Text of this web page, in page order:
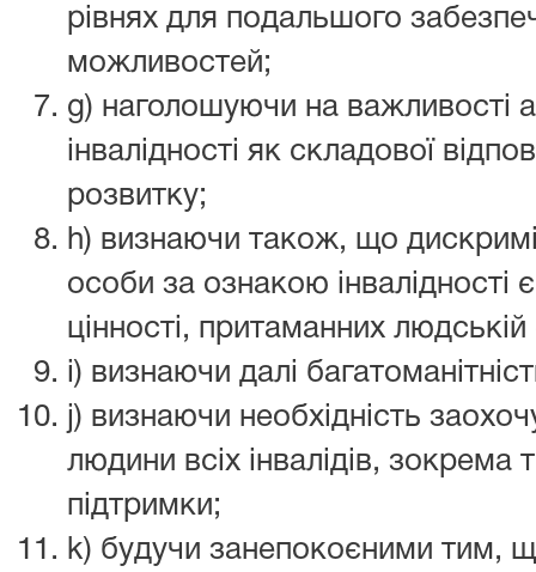
рівнях для подальшого
можливостей;
g) наголошуючи на важливості
інвалідності як складової
розвитку;
h) визнаючи також, що
особи за ознакою
цінності, притаманних людській
i) визнаючи далі
j) визнаючи необхідність
людини всіх інвалідів, зокрема
підтримки;
k) будучи занепокоєними тим,